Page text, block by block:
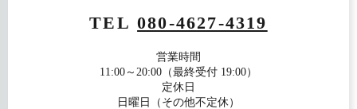
TEL080-4627-4319
営業時間
11:00～20:00（最終受付 19:00）
定休日
日曜日（その他不定休）